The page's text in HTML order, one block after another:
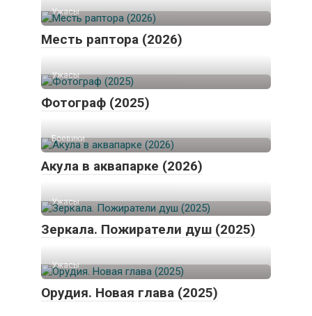
Ужасы
Месть раптора (2026)
Ужасы
Фотограф (2025)
Боевики
Акула в аквапарке (2026)
Ужасы
Зеркала. Пожиратели душ (2025)
Ужасы
Орудия. Новая глава (2025)